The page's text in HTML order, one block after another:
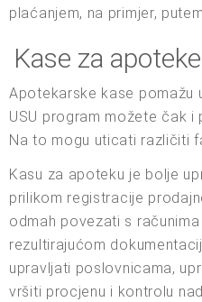
plaćanjem, na primjer,
Kase za apoteke
Apotekarske kase pomažu
USU program možete čak
Na to mogu uticati različiti
Kasu za apoteku je bolje
prilikom registracije
odmah povezati s
rezultirajućom
upravljati poslovnicama,
vršiti procjenu i kontrolu